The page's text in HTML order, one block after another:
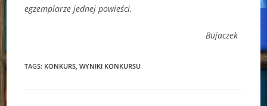
egzemplarze jednej powieści.
Bujaczek
TAGS: KONKURS WYNIKI KONKURSU